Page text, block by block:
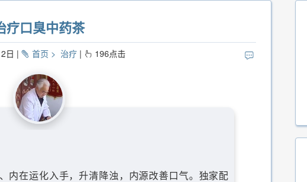
疗口臭中药茶
日 首页 治疗 196点击
内在运化入手，升清降浊，内源改善口气。独家配